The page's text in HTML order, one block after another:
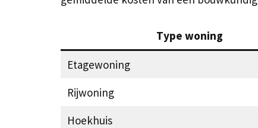
Type woning
Etagewoning
Rijwoning
Hoekhuis